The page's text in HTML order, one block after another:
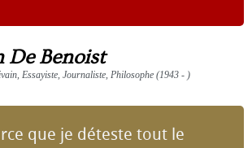
De Benoist
Essayiste, Journaliste, Philosophe (1943 - )
que je déteste tout le